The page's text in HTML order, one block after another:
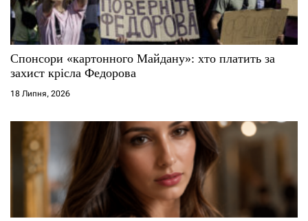
Спонсори «картонного Майдану»: хто платить за
захист крісла Федорова
18 Липня, 2026